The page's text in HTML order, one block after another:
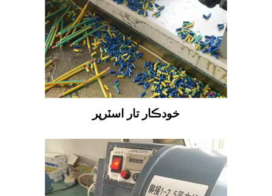
خودڪار تار اسٽرپر